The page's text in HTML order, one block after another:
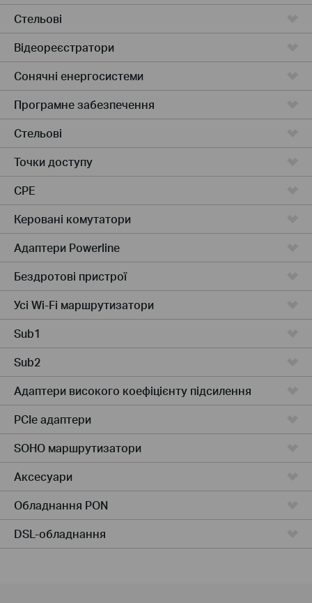
Стельові
Відеореєстратори
Сонячні енергосистеми
Програмне забезпечення
Стельові
Точки доступу
CPE
Керовані комутатори
Адаптери Powerline
Бездротові пристрої
Усі Wi-Fi маршрутизатори
Sub1
Sub2
Адаптери високого коефіцієнту підсилення
PCIe адаптери
SOHO маршрутизатори
Аксесуари
Обладнання PON
DSL-обладнання